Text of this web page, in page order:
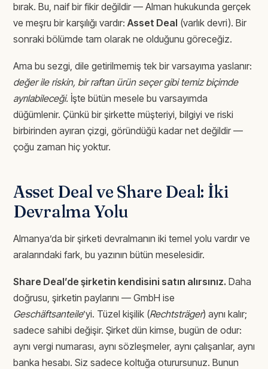
bırak. Bu, naif bir fikir değildir — Alman hukukunda gerçek
ve meşru bir karşılığı vardır:Asset Deal (varlık devri). Bir
sonraki bölümde tam olarak ne olduğunu göreceğiz.
Ama bu sezgi, dile getirilmemiş tek bir varsayıma yaslanır:
değer ile riskin, bir raftan ürün seçer gibi temiz biçimde
ayrılabileceği. İşte bütün mesele bu varsayımda
düğümlenir. Çünkü bir şirkette müşteriyi, bilgiyi ve riski
birbirinden ayıran çizgi, göründüğü kadar net değildir —
çoğu zaman hiç yoktur.
Asset Deal ve Share Deal: İki
Devralma Yolu
Almanya’da bir şirketi devralmanın iki temel yolu vardır ve
aralarındaki fark, bu yazının bütün meselesidir.
Share Deal’de şirketin kendisini satın alırsınız. Daha
doğrusu, şirketin paylarını — GmbH ise
Geschäftsanteile’yi. Tüzel kişilik (Rechtsträger) aynı kalır;
sadece sahibi değişir. Şirket dün kimse, bugün de odur:
aynı vergi numarası, aynı sözleşmeler, aynı çalışanlar, aynı
banka hesabı. Siz sadece koltuğa oturursunuz. Bunun